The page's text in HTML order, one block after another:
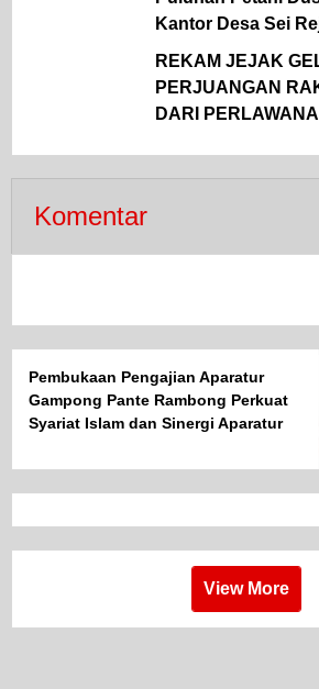
Kantor Desa Sei
REKAM JEJAK
PERJUANGAN
DARI
Komentar
Pembukaan Pengajian Aparatur
Gampong Pante Rambong Perkuat
Syariat Islam dan Sinergi Aparatur
View More